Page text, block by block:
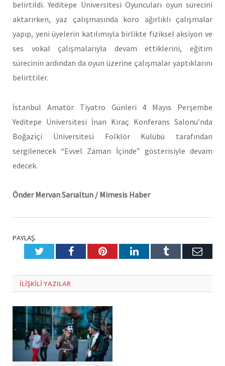
belirtildi. Yeditepe Üniversitesi Oyuncuları oyun sürecini
aktarırken, yaz çalışmasında koro ağırlıklı çalışmalar
yapıp, yeni üyelerin katılımıyla birlikte fiziksel aksiyon ve
ses vokal çalışmalarıyla devam ettiklerini, eğitim
sürecinin ardından da oyun üzerine çalışmalar yaptıklarını
belirttiler.
İstanbul Amatör Tiyatro Günleri 4 Mayıs Perşembe
Yeditepe Üniversitesi İnan Kıraç Konferans Salonu’nda
Boğaziçi Üniversitesi Folklör Kulübü tarafından
sergilenecek “Evvel Zaman İçinde” gösterisiyle devam
edecek.
Önder Mervan Sarıaltun / Mimesis Haber
PAYLAŞ.
TwitterFacebookPinterestLinkedInTumblr E-
ILIŞKILI YAZILAR